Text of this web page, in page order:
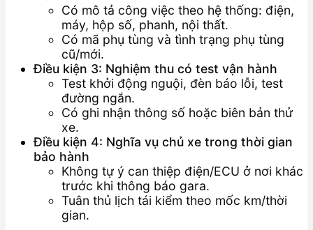
Có mô tả công việc theo hệ thống: điện,
máy, hộp số, phanh, nội thất.
Có mã phụ tùng và tình trạng phụ tùng
cũ/mới.
Điều kiện 3: Nghiệm thu có test vận hành
Test khởi động nguội, đèn báo lỗi, test
đường ngắn.
Có ghi nhận thông số hoặc biên bản thử
xe.
Điều kiện 4: Nghĩa vụ chủ xe trong thời gian
bảo hành
Không tự ý can thiệp điện/ECU ở nơi khác
trước khi thông báo gara.
Tuân thủ lịch tái kiểm theo mốc km/thời
gian.